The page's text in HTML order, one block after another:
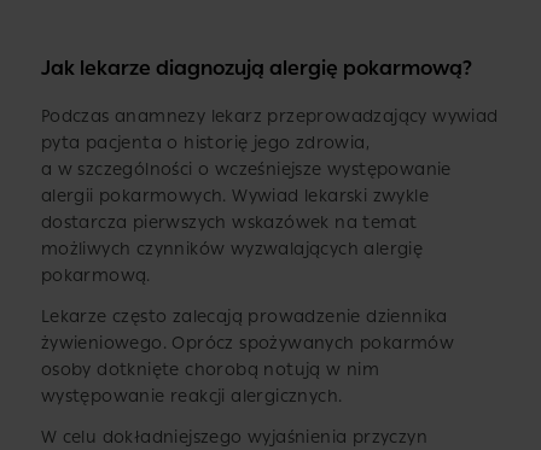
Jak lekarze diagnozują alergię pokarmową?
Podczas anamnezy lekarz przeprowadzający wywiad
pyta pacjenta o historię jego zdrowia,
a w szczególności o wcześniejsze występowanie
alergii pokarmowych. Wywiad lekarski zwykle
dostarcza pierwszych wskazówek na temat
możliwych czynników wyzwalających alergię
pokarmową.
Lekarze często zalecają prowadzenie dziennika
żywieniowego. Oprócz spożywanych pokarmów
osoby dotknięte chorobą notują w nim
występowanie reakcji alergicznych.
W celu dokładniejszego wyjaśnienia przyczyn